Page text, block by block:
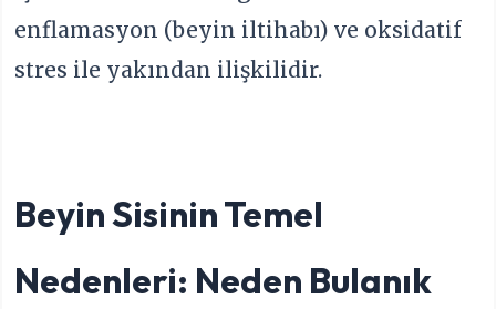
enflamasyon (beyin iltihabı) ve oksidatif
stres ile yakından ilişkilidir.
Beyin Sisinin Temel
Nedenleri: Neden Bulanık